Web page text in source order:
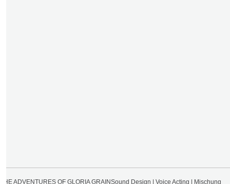
THE ADVENTURES OF GLORIA GRAINSound Design | Voice Acting | Mischung